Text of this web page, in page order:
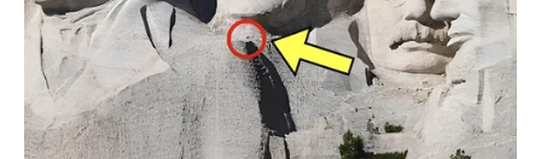
Suština promene:birate sebe, bez opravdanja.
ŠKORPIJA – TRANSFORMACIJA
BEZ POVRATKA